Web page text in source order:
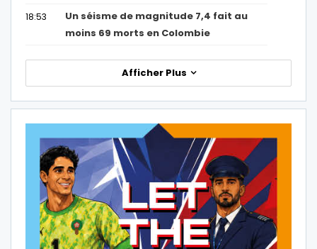
18:53
Un séisme de magnitude 7,4 fait au
moins 69 morts en Colombie
Afficher Plus